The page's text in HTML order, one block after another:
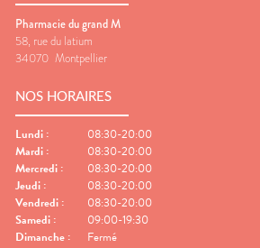
Pharmacie du grand M
58, rue du latium
34070 Montpellier
NOS HORAIRES
Lundi :
08:30-20:00
Mardi :
08:30-20:00
Mercredi :
08:30-20:00
Jeudi :
08:30-20:00
Vendredi :
08:30-20:00
Samedi :
09:00-19:30
Dimanche : Fermé